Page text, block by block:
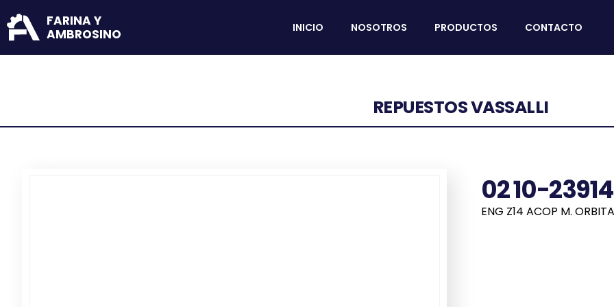
FARINA Y
AMBROSINO
INICIO NOSOTROS PRODUCTOS CONTACTO
REPUESTOS VASSALLI
02 10-23914
ENG Z14 ACOP M.